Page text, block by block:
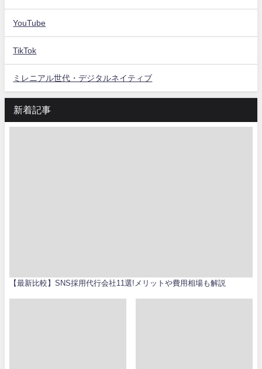
YouTube
TikTok
ミレニアル世代・デジタルネイティブ
新着記事
【最新比較】SNS採用代行会社11選!メリットや費用相場も解説